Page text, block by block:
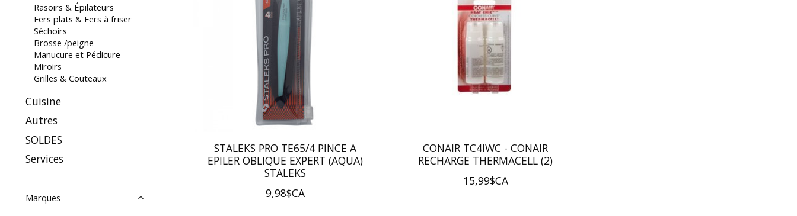
Rasoirs & Épilateurs
Fers plats & Fers à friser
Séchoirs
Brosse /peigne
Manucure et Pédicure
Miroirs
Grilles & Couteaux
Cuisine
Autres
SOLDES
Services
Marques
STALEKS PRO TE65/4 PINCE A
EPILER OBLIQUE EXPERT (AQUA)
STALEKS
9,98$CA
CONAIR TC4IWC - CONAIR
RECHARGE THERMACELL (2)
15,99$CA